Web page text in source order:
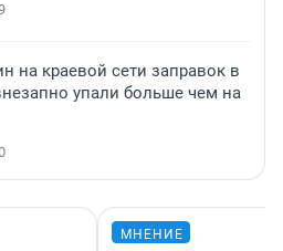
на краевой сети заправок в
упали больше чем на
МНЕНИЕ